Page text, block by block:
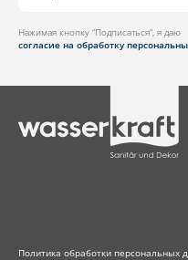
Нажимая кнопку “Подписаться”, я даю
согласие на обработку
Политика обработки персональных